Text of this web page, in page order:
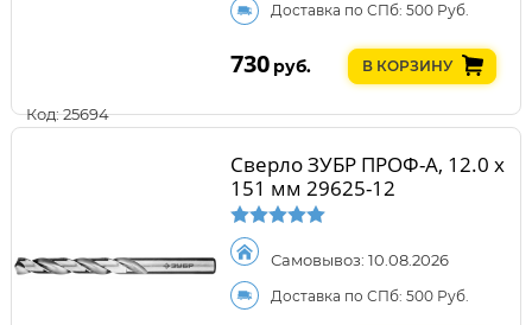
Код: 25694
Доставка по СПб: 500 Руб.
730 руб. В КОРЗИНУ
Сверло ЗУБР ПРОФ-А, 12.0 х
151 мм 29625-12
Самовывоз: 10.08.2026
Доставка по СПб: 500 Руб.